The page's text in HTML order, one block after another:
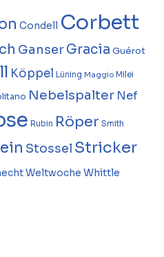
Condell Corbett
GanserGracia Guérot
Köppel Lüning Maggio Milei
Nebelspalter Nef
Rubin Röper Smith
Stossel Stricker
Weltwoche Whittle